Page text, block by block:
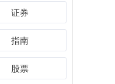
证券
指南
股票